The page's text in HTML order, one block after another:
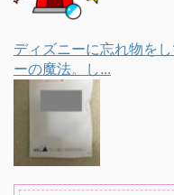
ディズニーに忘れ物を
ーの魔法。し...